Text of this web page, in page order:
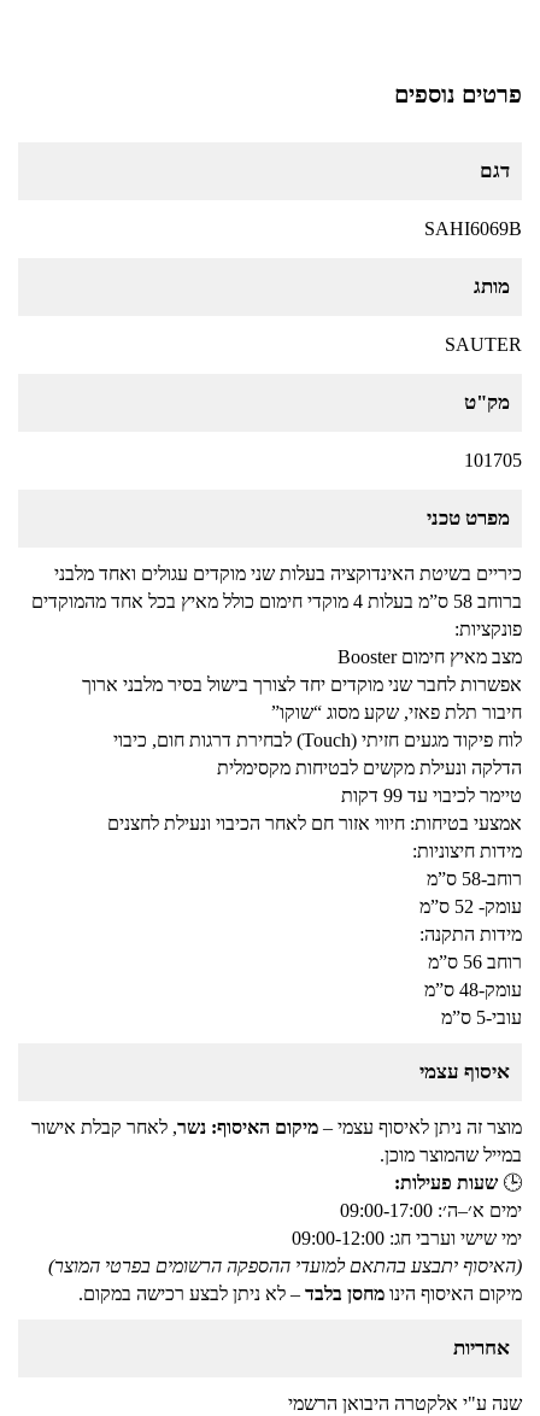
פרטים נוספים
דגם
SAHI6069B
מותג
SAUTER
מק"ט
101705
מפרט טכני
כיריים בשיטת האינדוקציה בעלות שני מוקדים עגולים ואחד מלבני
ברוחב 58 ס”מ בעלות 4 מוקדי חימום כולל מאיץ בכל אחד מהמוקדים
פונקציות:
מצב מאיץ חימום Booster
אפשרות לחבר שני מוקדים יחד לצורך בישול בסיר מלבני ארוך
חיבור תלת פאזי, שקע מסוג “שוקו”
לוח פיקוד מגעים חזיתי (Touch) לבחירת דרגות חום, כיבוי
הדלקה ונעילת מקשים לבטיחות מקסימלית
טיימר לכיבוי עד 99 דקות
אמצעי בטיחות: חיווי אזור חם לאחר הכיבוי ונעילת לחצנים
מידות חיצוניות:
רוחב-58 ס”מ
עומק- 52 ס”מ
מידות התקנה:
רוחב 56 ס”מ
עומק-48 ס”מ
עובי-5 ס”מ
איסוף עצמי
מוצר זה ניתן לאיסוף עצמי – מיקום האיסוף: נשר, לאחר קבלת אישור
במייל שהמוצר מוכן.
🕒 שעות פעילות:
ימים א׳–ה׳: 09:00-17:00
ימי שישי וערבי חג: 09:00-12:00
(האיסוף יתבצע בהתאם למועדי ההספקה הרשומים בפרטי המוצר)
מיקום האיסוף הינו מחסן בלבד – לא ניתן לבצע רכישה במקום.
אחריות
שנה ע"י אלקטרה היבואן הרשמי